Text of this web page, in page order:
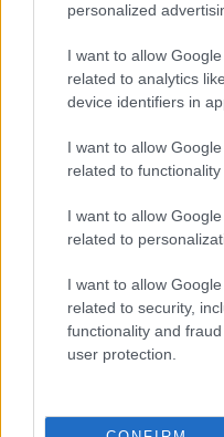
personalized
I want to allow
related to analytics
device identifiers in
I want to allow
related to
I want to allow
related to
I want to allow
related to security,
functionality and
user protection.
uniquement accessible
AUTEUR
Infos